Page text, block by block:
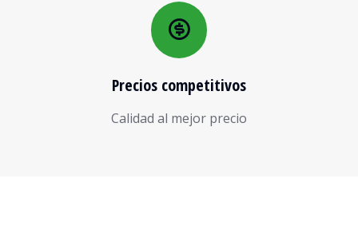
Precios competitivos
Calidad al mejor precio